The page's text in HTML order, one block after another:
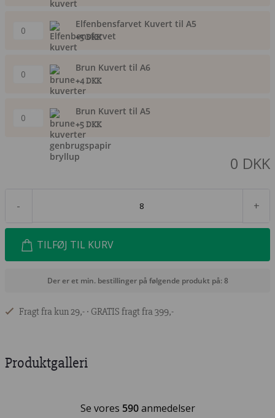
- +
TILFØJ TIL KURV
Der er et min. bestillinger på følgende produkt på: 8
Elfenbensfarvet Kuvert til A5
+5 DKK
Brun Kuvert til A6
+4 DKK
Brun Kuvert til A5
+5 DKK
0 DKK
Fragt fra kun 29,- ∙ GRATIS fragt fra 399,-
Produktgalleri
Se vores 590anmedelser